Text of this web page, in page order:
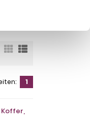
1
Koffer,